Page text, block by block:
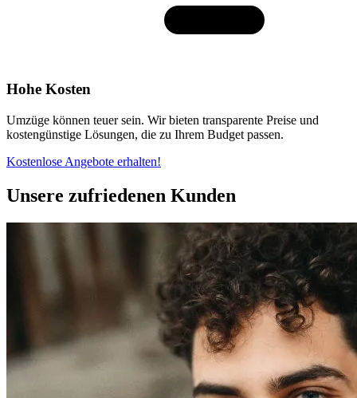
Hohe Kosten
Umzüge können teuer sein. Wir bieten transparente Preise und
kostengünstige Lösungen, die zu Ihrem Budget passen.
Kostenlose Angebote erhalten!
Unsere zufriedenen Kunden